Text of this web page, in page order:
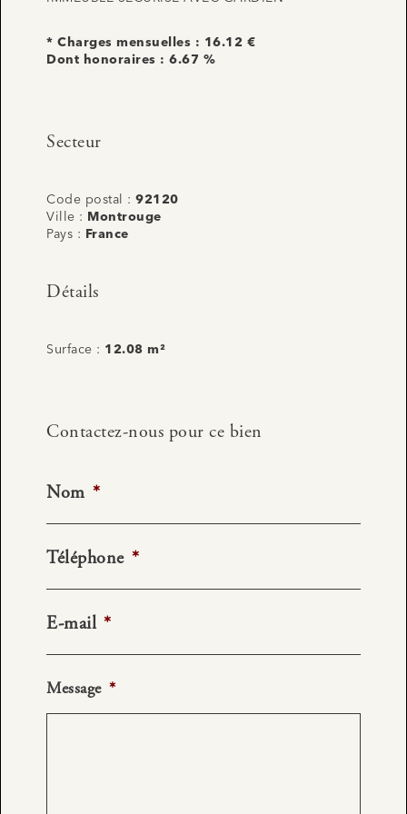
* Charges mensuelles : 16.12 €
Dont honoraires : 6.67 %
Secteur
Code postal : 92120
Ville :
Montrouge
Pays :
France
Détails
Surface : 12.08 m²
Contactez-nous pour ce bien
Nom *
Téléphone *
E-mail *
Message *